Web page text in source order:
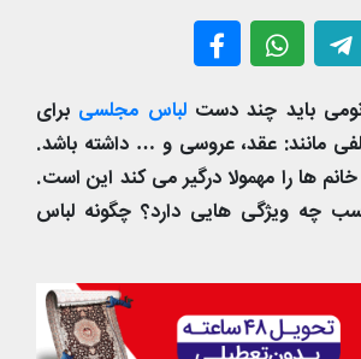
باید چند دستلباس مجلسی برای
مانند: عقد، عروسی و … داشته باشد.
ها را مهمولا درگیر می کند این است.
چه ویژگی هایی دارد؟ چگونه لباس